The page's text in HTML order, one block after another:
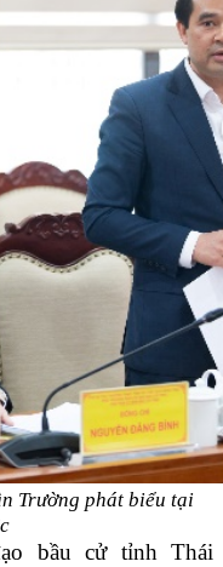
Trường phát biểu tại
bầu cử tỉnh Thái